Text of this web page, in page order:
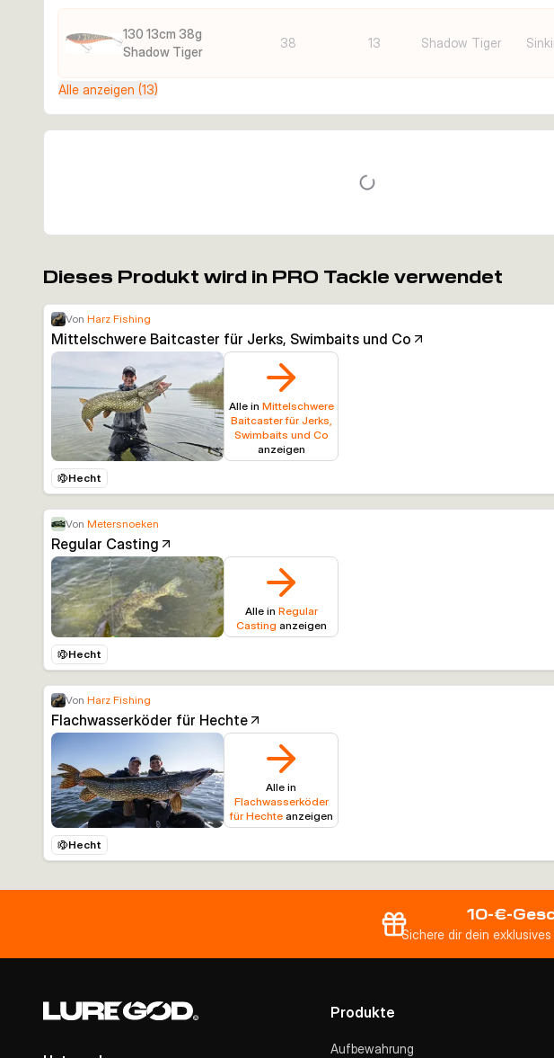
130 13cm 38g
Shadow Tiger
38 13 Shadow Tiger
Alle anzeigen (13)
Dieses Produkt wird in PRO Tackle verwendet
Von Harz Fishing
Mittelschwere Baitcaster für Jerks, Swimbaits und Co
Alle in Mittelschwere
Baitcaster für Jerks,
Swimbaits und Co
anzeigen
Hecht
Von Metersnoeken
Regular Casting
Alle in Regular
Casting anzeigen
Hecht
Von Harz Fishing
Flachwasserköder für Hechte
Alle in
Flachwasserköder
für Hechteanzeigen
Hecht
10-€-
Sichere dir dein
Produkte
Aufbewahrung